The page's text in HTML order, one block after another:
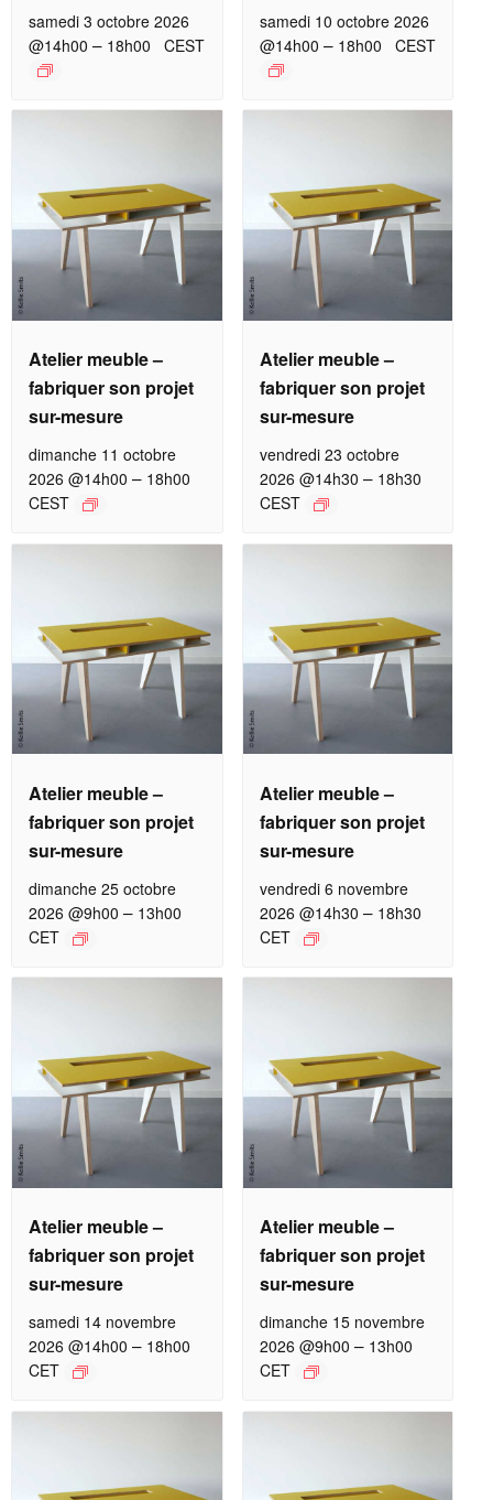
samedi 3 octobre 2026
@14h00 – 18h00 CEST
samedi 10 octobre 2026
@14h00 – 18h00 CEST
Atelier meuble –
fabriquer son projet
sur-mesure
dimanche 11 octobre
2026 @14h00 – 18h00
CEST
Atelier meuble –
fabriquer son projet
sur-mesure
vendredi 23 octobre
2026 @14h30 – 18h30
CEST
Atelier meuble –
fabriquer son projet
sur-mesure
dimanche 25 octobre
2026 @9h00 – 13h00
CET
Atelier meuble –
fabriquer son projet
sur-mesure
vendredi 6 novembre
2026 @14h30 – 18h30
CET
Atelier meuble –
fabriquer son projet
sur-mesure
samedi 14 novembre
2026 @14h00 – 18h00
CET
Atelier meuble –
fabriquer son projet
sur-mesure
dimanche 15 novembre
2026 @9h00 – 13h00
CET